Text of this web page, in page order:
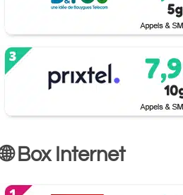
🌐 Box Internet